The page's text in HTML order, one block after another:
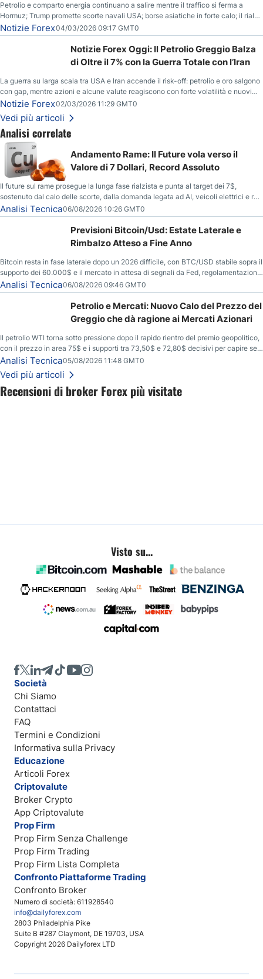
Recensioni di broker Forex più visitate
Petrolio e comparto energia continuano a salire mentre il traffico si ferma a
Hormuz; Trump promette scorte navali USA; borse asiatiche in forte calo; il rialzo
del gas naturale mette pressione all’euro.
Notizie Forex04/03/2026 09:17 GMT0
Notizie Forex Oggi: Il Petrolio Greggio Balza
di Oltre il 7% con la Guerra Totale con l’Iran
La guerra su larga scala tra USA e Iran accende il risk-off: petrolio e oro salgono
con gap, mentre azioni e alcune valute reagiscono con forte volatilità e nuovi
livelli da monitorare.
Notizie Forex02/03/2026 11:29 GMT0
Vedi più articoli
Analisi correlate
Andamento Rame: Il Future vola verso il
Valore di 7 Dollari, Record Assoluto
Il future sul rame prosegue la lunga fase rialzista e punta al target dei 7$,
sostenuto dal calo delle scorte, dalla domanda legata ad AI, veicoli elettrici e reti
energetiche, e dai timori di deficit produttivo dal 2028.
Analisi Tecnica06/08/2026 10:26 GMT0
Previsioni Bitcoin/Usd: Estate Laterale e
Rimbalzo Atteso a Fine Anno
Bitcoin resta in fase laterale dopo un 2026 difficile, con BTC/USD stabile sopra il
supporto dei 60.000$ e il mercato in attesa di segnali da Fed, regolamentazione
USA ed elezioni di medio termine.
Analisi Tecnica06/08/2026 09:46 GMT0
Petrolio e Mercati: Nuovo Calo del Prezzo del
Greggio che dà ragione ai Mercati Azionari
Il petrolio WTI torna sotto pressione dopo il rapido rientro del premio geopolitico,
con il prezzo in area 75$ e i supporti tra 73,50$ e 72,80$ decisivi per capire se il
ribasso potrà estendersi verso quota 70$.
Analisi Tecnica05/08/2026 11:48 GMT0
Vedi più articoli
Visto su...
Numero di società: 611928540
info@dailyforex.com
2803 Philadelphia Pike
Suite B #287 Claymont, DE 19703, USA
Copyright 2026 Dailyforex LTD
Società
Chi Siamo
Contattaci
FAQ
Termini e Condizioni
Informativa sulla Privacy
Educazione
Articoli Forex
Criptovalute
Broker Crypto
App Criptovalute
Prop Firm
Prop Firm Senza Challenge
Prop Firm Trading
Prop Firm Lista Completa
Confronto Piattaforme Trading
Confronto Broker